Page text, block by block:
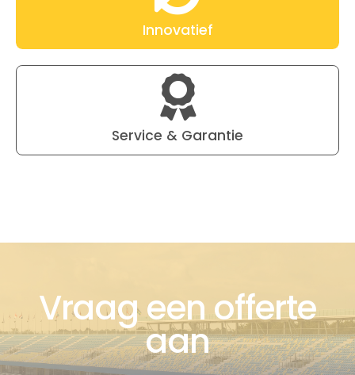
Innovatief
Service & Garantie
Vraag een offerte
aan